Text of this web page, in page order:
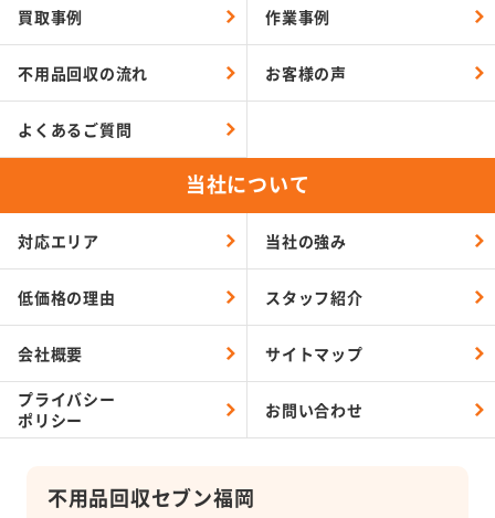
不用品回収セブン福岡
買取事例 作業事例
不用品回収の流れ お客様の声
よくあるご質問
当社について
対応エリア 当社の強み
低価格の理由 スタッフ紹介
会社概要 サイトマップ
プライバシー
ポリシー
お問い合わせ